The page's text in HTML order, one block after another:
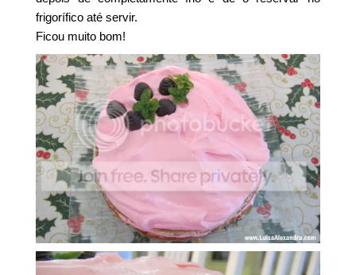
frigorífico até servir.
Ficou muito bom!